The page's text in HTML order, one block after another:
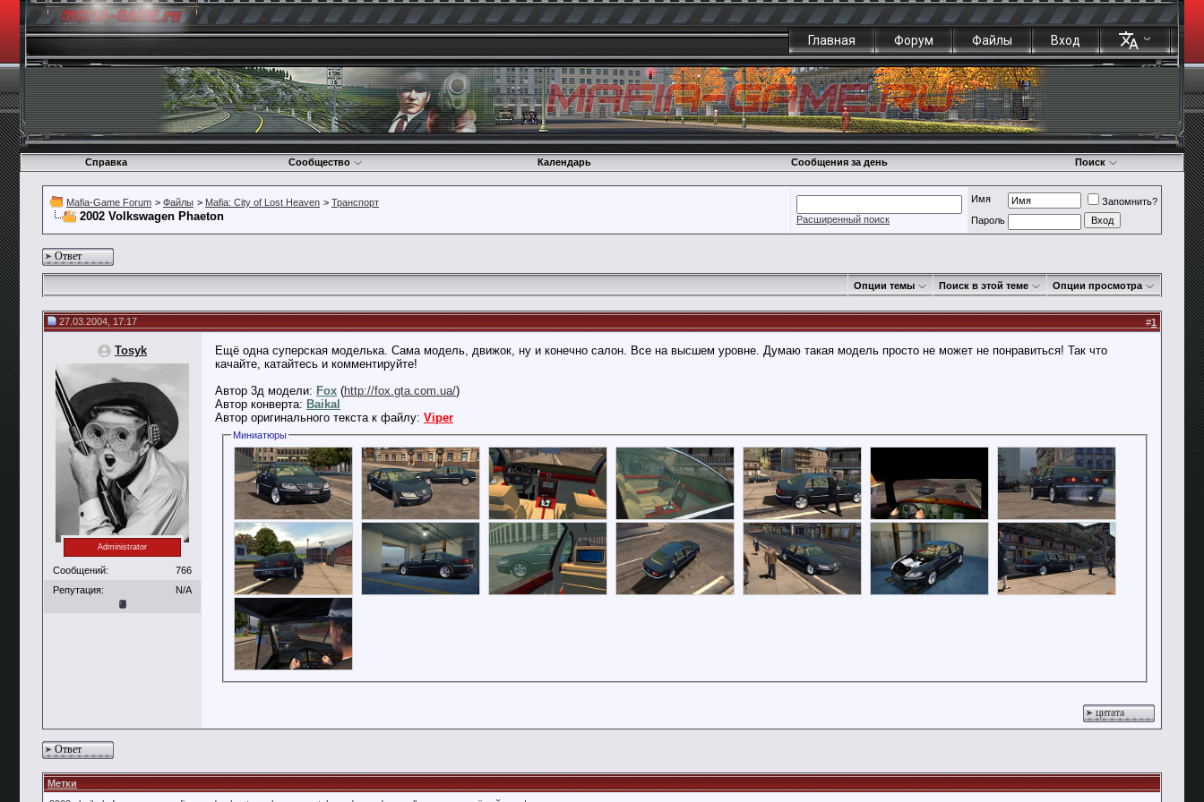
Главная Форум Файлы Вход
Справка Сообщество Календарь Сообщения за день Поиск
Mafia-Game Forum > Файлы > Mafia: City of Lost Heaven > Транспорт
2002 Volkswagen Phaeton Расширенный поиск
Имя
Запомнить?
Пароль
Ответ
Опции темы Поиск в этой теме Опции просмотра
27.03.2004, 17:17 #1
Tosyk
Administrator
Сообщений:
766
Репутация:
N/A
Ещё одна суперская моделька. Сама модель, движок, ну и конечно салон. Все на высшем уровне. Думаю такая модель просто не может не понравиться! Так что
качайте, катайтесь и комментируйте!
Автор 3д модели: Fox (http://fox.gta.com.ua/)
Автор конверта: Baikal
Автор оригинального текста к файлу: Viper
Миниатюры
цитата
Ответ
Метки